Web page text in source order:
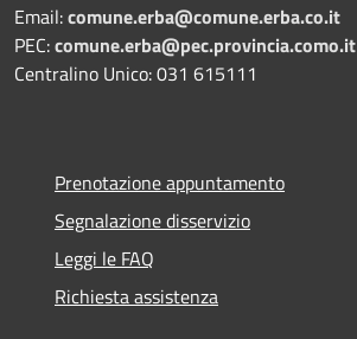
Email:comune.erba@comune.erba.co.it
PEC:comune.erba@pec.provincia.como.it
Centralino Unico: 031 615111
Prenotazione appuntamento
Segnalazione disservizio
Leggi le FAQ
Richiesta assistenza